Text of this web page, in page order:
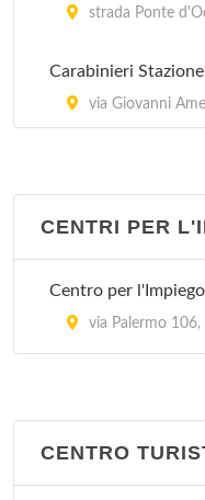
strada Ponte
Carabinieri
via Giovanni
Pattoli
CENTRI PER
Centro per l'Impiego
via Palermo 106,
CENTRO